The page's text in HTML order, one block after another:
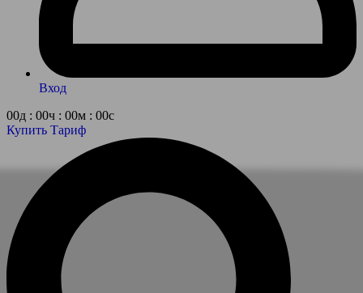
Вход
00д : 00ч : 00м : 00с
Купить Тариф